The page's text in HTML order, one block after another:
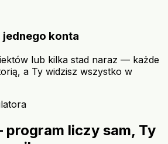
konta
lub kilka stad naraz — każde
a Ty widzisz wszystko w
program liczy sam, Ty